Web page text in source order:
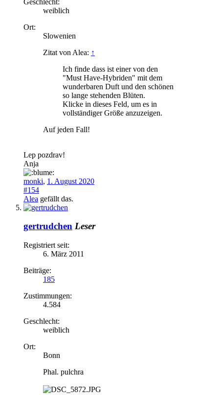
weiblich
Ort:
Slowenien
Zitat von Alea: ↑
Ich finde dass ist einer von den
"Must Have-Hybriden" mit dem
wunderbaren Duft und den schönen
so lange stehenden Blüten.
Klicke in dieses Feld, um es in
vollständiger Größe anzuzeigen.
Auf jeden Fall!
Lep pozdrav!
Anja
monki, 1. August 2020
#154
Alea gefällt das.
gertrudchen Leser
Registriert seit:
6. März 2011
Beiträge:
185
Zustimmungen:
4.584
Geschlecht:
weiblich
Ort:
Bonn
Phal. pulchra